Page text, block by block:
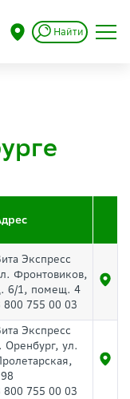
Найти
Экспресс
Фронтовиков,
6/1, помещ. 4
800 755 00 03
Экспресс
Оренбург, ул.
800 755 00 03